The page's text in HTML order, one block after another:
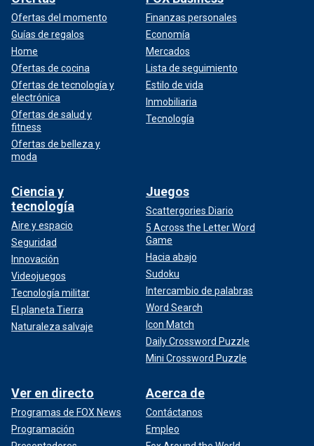
Ofertas del momento
Guías de regalos
Home
Ofertas de cocina
Ofertas de tecnología y
electrónica
Ofertas de salud y
fitness
Ofertas de belleza y
moda
Finanzas personales
Economía
Mercados
Lista de seguimiento
Estilo de vida
Inmobiliaria
Tecnología
Ciencia y
tecnología
Aire y espacio
Seguridad
Innovación
Videojuegos
Tecnología militar
El planeta Tierra
Naturaleza salvaje
Juegos
Scattergories Diario
5 Across the Letter Word
Game
Hacia abajo
Sudoku
Intercambio de palabras
Word Search
Icon Match
Daily Crossword Puzzle
Mini Crossword Puzzle
Ver en directo
Programas de FOX News
Programación
Acerca de
Contáctanos
Empleo